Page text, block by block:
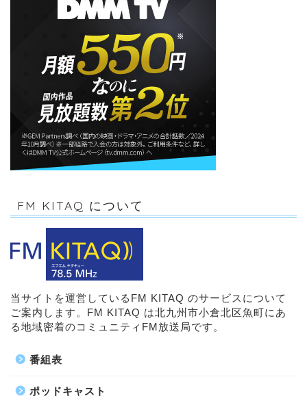
FM KITAQ について
当サイトを運営しているFM KITAQ のサービスについて
ご案内します。FM KITAQ は北九州市小倉北区魚町にあ
る地域密着のコミュニティFM放送局です。
番組表
ポッドキャスト